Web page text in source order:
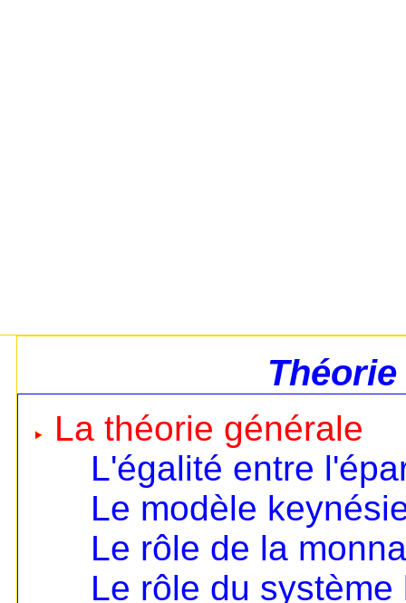
La théorie générale
L'égalité entre
Le modèle
Le rôle de la
Le rôle du système